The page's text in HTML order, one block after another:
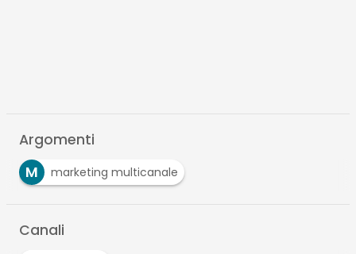
Argomenti
M
marketing multicanale
Canali